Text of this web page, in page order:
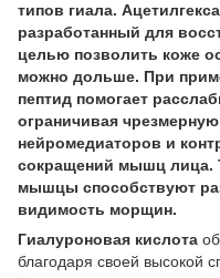
типов гиала.
разработанный для
целью позволить коже
можно дольше. При
пептид помогает
ограничивая
нейромедиаторов и
сокращений мышц лица.
мышцы способствуют
видимость морщин.
Гиалуроновая кислота
благодаря своей высокой